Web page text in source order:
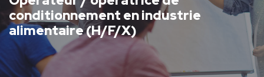
conditionnement en industrie
alimentaire (H/F/X)